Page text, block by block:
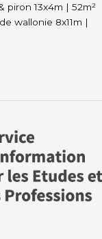
piron 13x4m | 52m²
wallonie 8x11m |